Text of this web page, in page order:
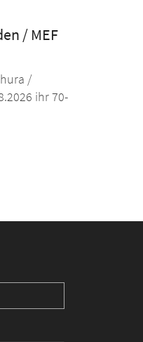
/ MEF
/
ihr 70-